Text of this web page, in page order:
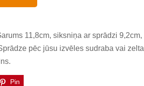
11,8cm, siksniņa ar sprādzi 9,2cm,
pēc jūsu izvēles sudraba vai zelta
Pin